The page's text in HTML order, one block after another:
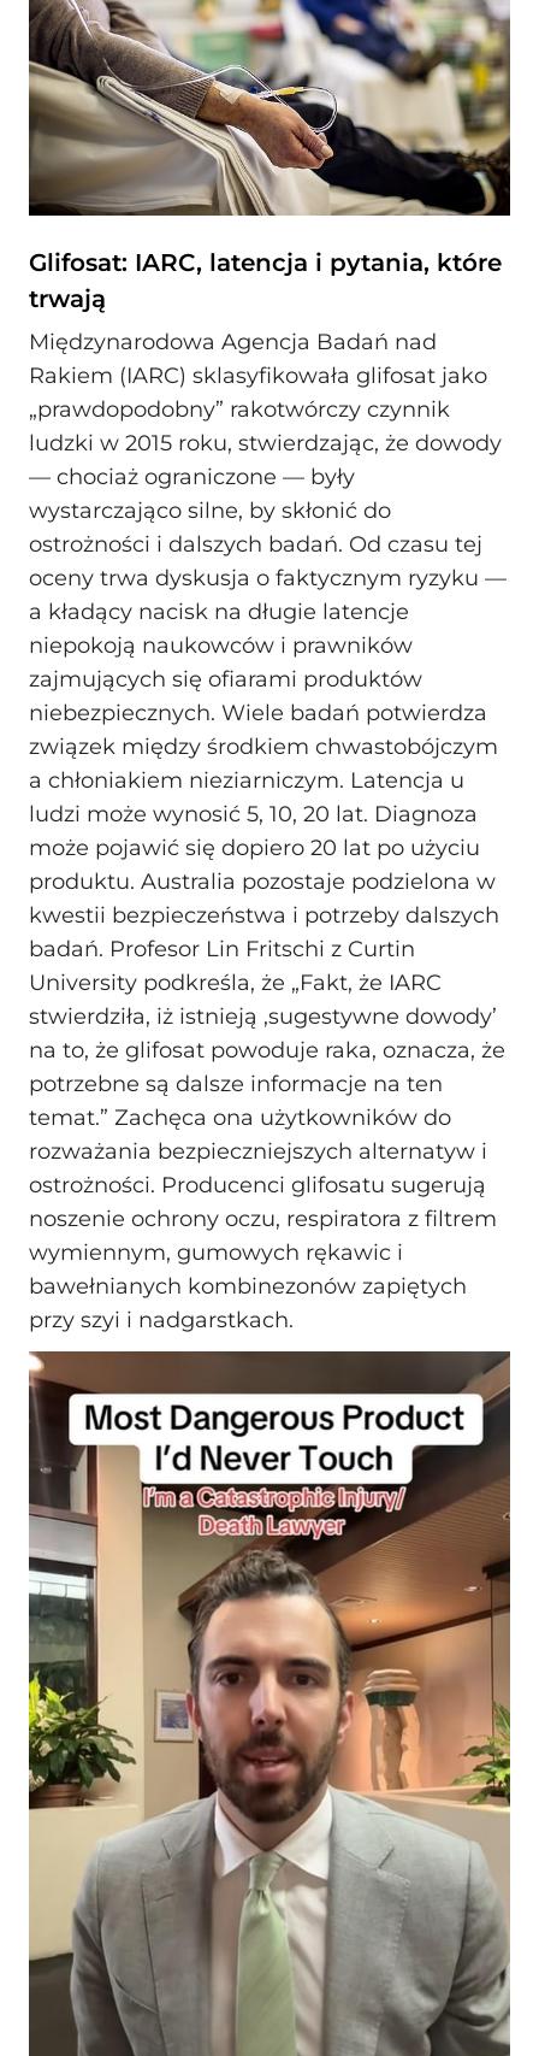
Glifosat: IARC, latencja i pytania, które
trwają
Międzynarodowa Agencja Badań nad
Rakiem (IARC) sklasyfikowała glifosat jako
„prawdopodobny” rakotwórczy czynnik
ludzki w 2015 roku, stwierdzając, że dowody
— chociaż ograniczone — były
wystarczająco silne, by skłonić do
ostrożności i dalszych badań. Od czasu tej
oceny trwa dyskusja o faktycznym ryzyku —
a kładący nacisk na długie latencje
niepokoją naukowców i prawników
zajmujących się ofiarami produktów
niebezpiecznych. Wiele badań potwierdza
związek między środkiem chwastobójczym
a chłoniakiem nieziarniczym. Latencja u
ludzi może wynosić 5, 10, 20 lat. Diagnoza
może pojawić się dopiero 20 lat po użyciu
produktu. Australia pozostaje podzielona w
kwestii bezpieczeństwa i potrzeby dalszych
badań. Profesor Lin Fritschi z Curtin
University podkreśla, że „Fakt, że IARC
stwierdziła, iż istnieją ‚sugestywne dowody’
na to, że glifosat powoduje raka, oznacza, że
potrzebne są dalsze informacje na ten
temat.” Zachęca ona użytkowników do
rozważania bezpieczniejszych alternatyw i
ostrożności. Producenci glifosatu sugerują
noszenie ochrony oczu, respiratora z filtrem
wymiennym, gumowych rękawic i
bawełnianych kombinezonów zapiętych
przy szyi i nadgarstkach.